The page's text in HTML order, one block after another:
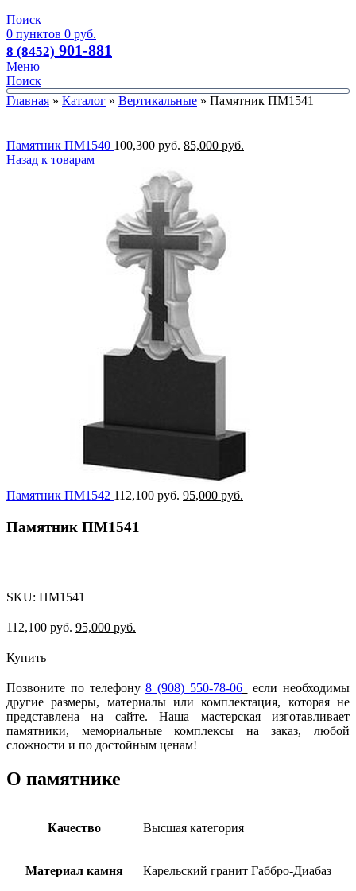
Поиск
0 пунктов 0 руб.
8 (8452) 901-881
Меню
Поиск
Главная » Каталог » Вертикальные » Памятник ПМ1541
Памятник ПМ1540 100,300руб. 85,000 руб.
Назад к товарам
Памятник ПМ1542 112,100руб. 95,000 руб.
Памятник ПМ1541
SKU: ПМ1541
112,100руб. 95,000 руб.
Купить
Позвоните по телефону8 (908) 550-78-06
если необходимы
другие размеры, материалы или комплектация, которая не
представлена на сайте. Наша мастерская изготавливает
памятники, мемориальные комплексы на заказ, любой
сложности и по достойным ценам!
О памятнике
Качество Высшая категория
Материал камня Карельский гранит Габбро-Диабаз